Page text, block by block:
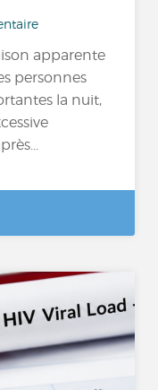
apparente
personnes
la nuit,